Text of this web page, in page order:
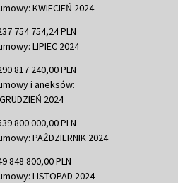
KWIECIEŃ 2024
754 754,24 PLN
LIPIEC 2024
817 240,00 PLN
i aneksów:
2024
800 000,00 PLN
PAŹDZIERNIK 2024
848 800,00 PLN
LISTOPAD 2024